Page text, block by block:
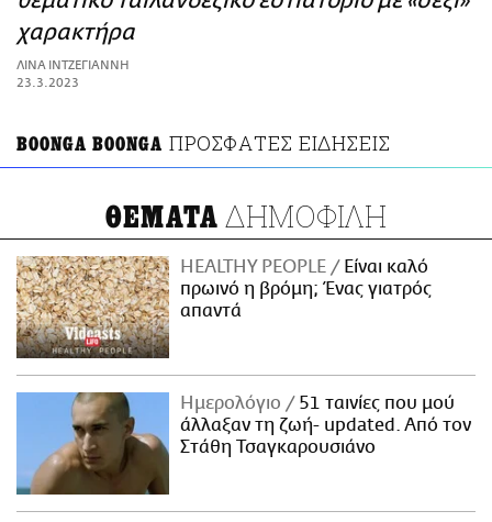
ΑΜΠΑ
PRINT
χαρακτήρα
ΛΙΝΑ ΙΝΤΖΕΓΙΑΝΝΗ
23.3.2023
BOONGA BOONGA ΠΡΟΣΦΑΤΕΣ ΕΙΔΗΣΕΙΣ
ΘΕΜΑΤΑ ΔΗΜΟΦΙΛΗ
HEALTHY PEOPLE
Είναι καλό
πρωινό η βρόμη; Ένας γιατρός
απαντά
Ημερολόγιο
51 ταινίες που μού
άλλαξαν τη ζωή- updated. Aπό τον
Στάθη Τσαγκαρουσιάνο